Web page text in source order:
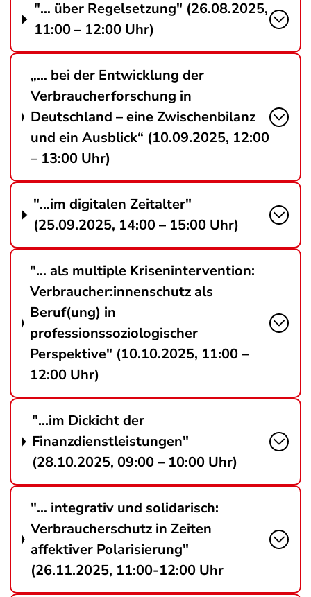
"… über Regelsetzung" (26.08.2025,
11:00 – 12:00 Uhr)
„… bei der Entwicklung der
Verbraucherforschung in
Deutschland – eine Zwischenbilanz
und ein Ausblick“ (10.09.2025, 12:00
– 13:00 Uhr)
"…im digitalen Zeitalter"
(25.09.2025, 14:00 – 15:00 Uhr)
"… als multiple Krisenintervention:
Verbraucher:innenschutz als
Beruf(ung) in
professionssoziologischer
Perspektive" (10.10.2025, 11:00 –
12:00 Uhr)
"...im Dickicht der
Finanzdienstleistungen"
(28.10.2025, 09:00 – 10:00 Uhr)
"… integrativ und solidarisch:
Verbraucherschutz in Zeiten
affektiver Polarisierung"
(26.11.2025, 11:00-12:00 Uhr